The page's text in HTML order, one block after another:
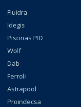
Fluidra
Idegis
Piscinas PID
Wolf
Dab
Ferroli
Astrapool
Proindecsa